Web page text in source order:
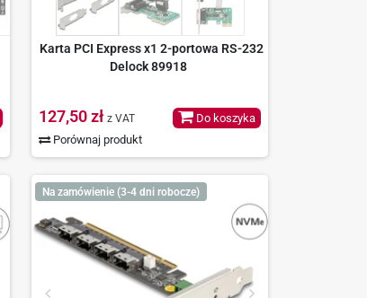
Karta PCI Express x1 2-portowa RS-232
Delock 89918
127,50 zł z VAT
Porównaj produkt
Do koszyka
Na zamówienie (3-4 dni robocze)